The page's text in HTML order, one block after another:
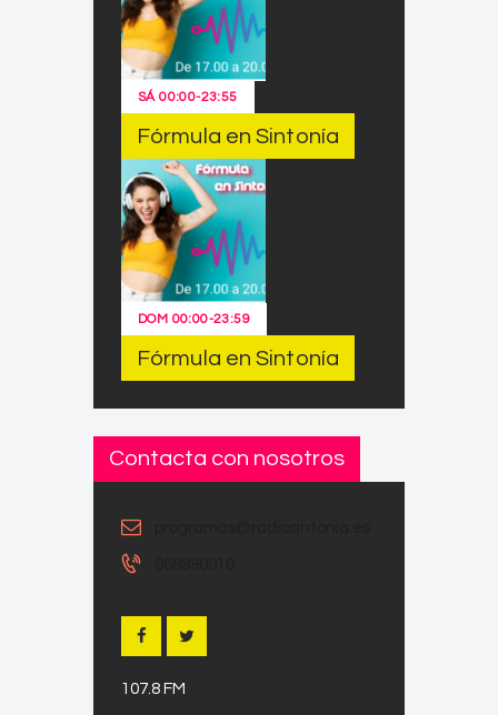
SÁ00:00-23:55
Fórmula en Sintonía
DOM 00:00-23:59
Fórmula en Sintonía
Contacta con nosotros
107.8 FM